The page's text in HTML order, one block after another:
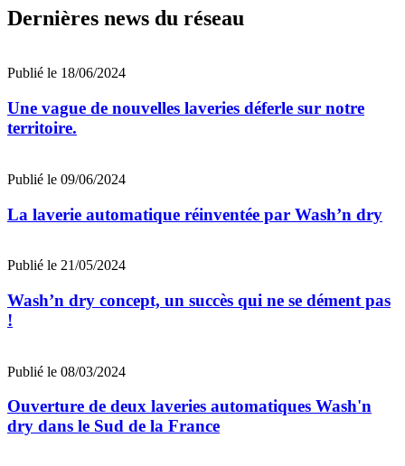
Dernières news du réseau
Publié le 18/06/2024
Une vague de nouvelles laveries déferle sur notre
territoire.
Publié le 09/06/2024
La laverie automatique réinventée par Wash’n dry
Publié le 21/05/2024
Wash’n dry concept, un succès qui ne se dément pas
!
Publié le 08/03/2024
Ouverture de deux laveries automatiques Wash'n
dry dans le Sud de la France